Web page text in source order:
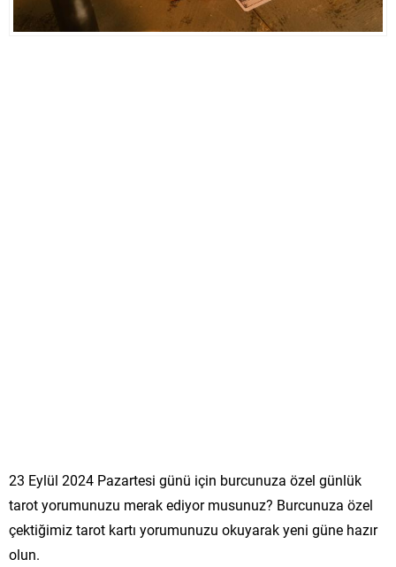
23 Eylül 2024 Pazartesi günü için burcunuza özel günlük
tarot yorumunuzu merak ediyor musunuz? Burcunuza özel
çektiğimiz tarot kartı yorumunuzu okuyarak yeni güne hazır
olun.